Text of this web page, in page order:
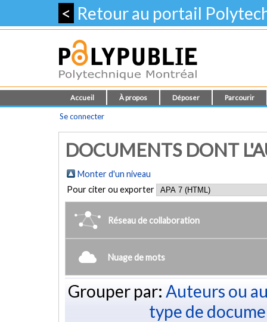
< Retour au portail
Accueil À propos Déposer Parcourir
Se connecter
DOCUMENTS DONT
Monter d'un niveau
Pour citer ou exporter
Réseau de collaboration
Nuage de mots
Grouper par: Auteurs ou
type de